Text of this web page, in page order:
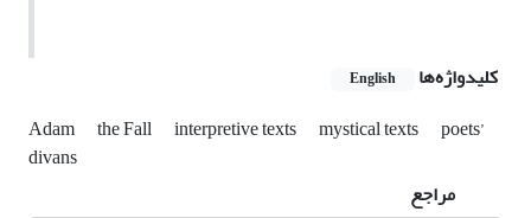
کلیدواژه‌ها English
Adam the Fall interpretive texts mystical texts
poets’
divans
مراجع